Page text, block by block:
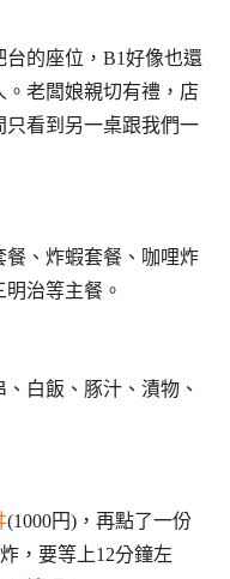
的座位，B1好像也還
。老闆娘親切有禮，店
看到另一桌跟我們一
餐、炸蝦套餐、咖哩炸
治等主餐。
白飯、豚汁、漬物、
(1000円)，再點了一份
，要等上12分鐘左